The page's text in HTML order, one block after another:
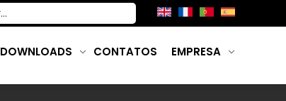
DOWNLOADS CONTATOS EMPRESA